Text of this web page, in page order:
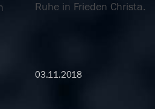
Ruhe in Frieden Christa.
03.11.2018